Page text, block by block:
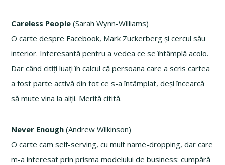
Careless People (Sarah Wynn-Williams)
O carte despre Facebook, Mark Zuckerberg și cercul său
interior. Interesantă pentru a vedea ce se întâmplă acolo.
Dar când citiți luați în calcul că persoana care a scris cartea
a fost parte activă din tot ce s-a întâmplat, deși încearcă
să mute vina la alții. Merită citită.
Never Enough (Andrew Wilkinson)
O carte cam self-serving, cu mult name-dropping, dar care
m-a interesat prin prisma modelului de business: cumpără